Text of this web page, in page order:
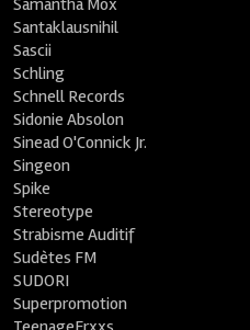
Samantha Mox
Santaklausnihil
Sascii
Schling
Schnell Records
Sidonie Absolon
Sinead O'Connick Jr.
Singeon
Spike
Stereotype
Strabisme Auditif
Sudètes FM
SUDORI
Superpromotion